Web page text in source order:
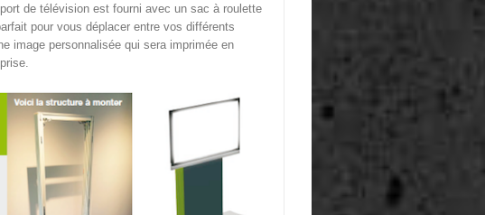
de télévision est fourni avec un sac à roulette
pour vous déplacer entre vos différents
image personnalisée qui sera imprimée en